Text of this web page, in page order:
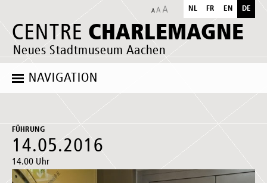
CENTRE CHARLEMAGNE
Neues Stadtmuseum Aachen
NL FR EN DE
NAVIGATION
FÜHRUNG
14.05.2016
14.00 Uhr